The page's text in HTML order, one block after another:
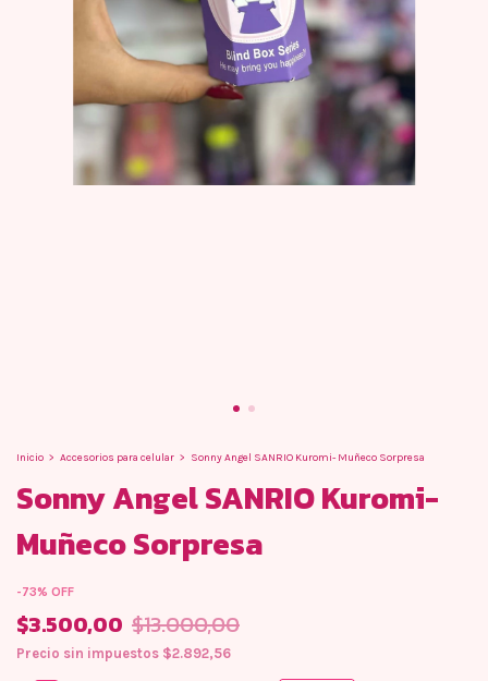
Inicio > Accesorios para celular > Sonny Angel SANRIO Kuromi- Muñeco Sorpresa
Sonny Angel SANRIO Kuromi-
Muñeco Sorpresa
-73% OFF
$3.500,00 $13.000,00
Precio sin impuestos $2.892,56